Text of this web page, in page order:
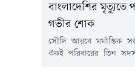
বাংলাদেশির মৃত্যুতে
গভীর শোক
সৌদি আরবে মর্মান্তিক
একই পরিবারের তিন